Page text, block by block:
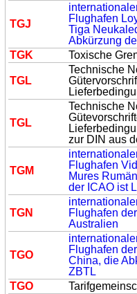
TGJ
Flughafen
Tiga
Abkürzung
TGK Toxische
TGL
Technische
TGL
Technische
zur DIN aus
TGM
Flughafen
Mures
der ICAO ist
TGN
Flughafen
Australien
TGO
Flughafen
China, die
ZBTL
TGO